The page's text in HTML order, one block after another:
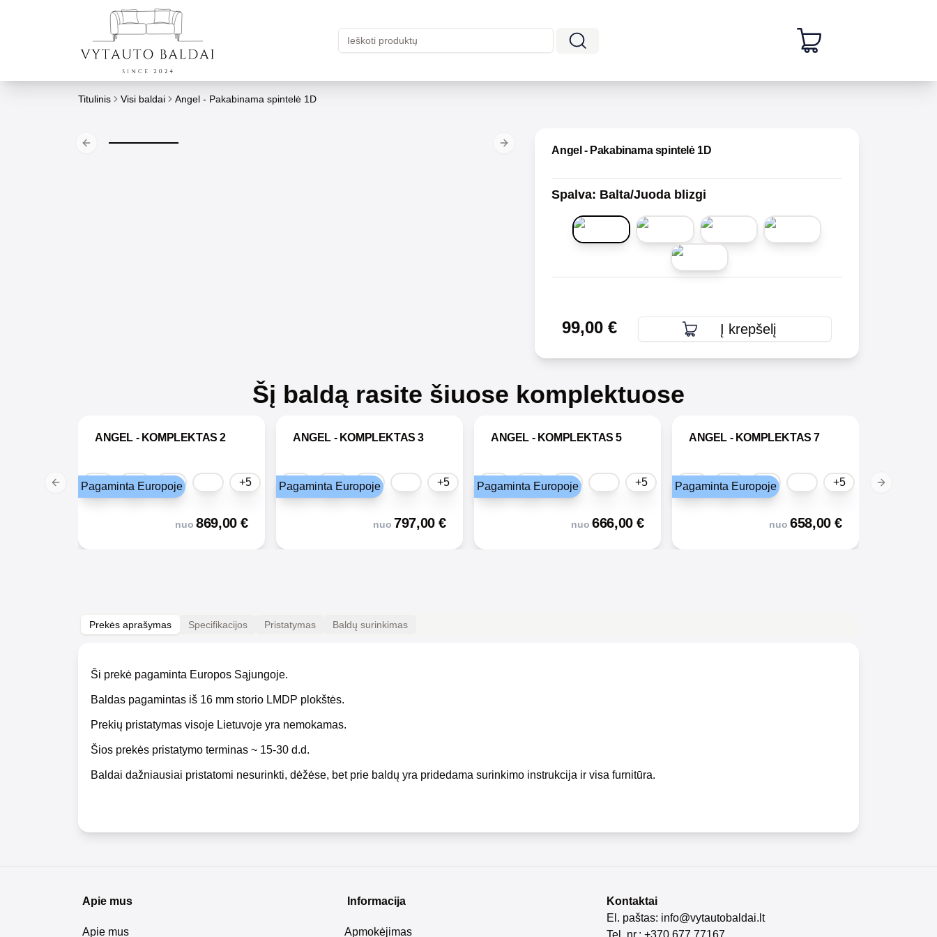
Titulinis Visi baldai Angel - Pakabinama spintelė 1D
Previous slide Next slide Angel - Pakabinama spintelė 1D
Spalva: Balta/Juoda blizgi
99,00 € Į krepšelį
Šį baldą rasite šiuose komplektuose
Previous slide
ANGEL - KOMPLEKTAS 2
Pagaminta Europoje +5
nuo 869,00€
ANGEL - KOMPLEKTAS 3
Pagaminta Europoje +5
nuo 797,00€
ANGEL - KOMPLEKTAS 5
Pagaminta Europoje +5
nuo 666,00€
ANGEL - KOMPLEKTAS 7
Pagaminta Europoje +5
nuo 658,00€
Next slide
Prekės aprašymas Specifikacijos Pristatymas Baldų surinkimas
Ši prekė pagaminta Europos Sąjungoje.
Baldas pagamintas iš 16 mm storio LMDP plokštės.
Prekių pristatymas visoje Lietuvoje yra nemokamas.
Šios prekės pristatymo terminas ~ 15-30 d.d.
Baldai dažniausiai pristatomi nesurinkti, dėžėse, bet prie baldų yra pridedama surinkimo instrukcija ir visa furnitūra.
Apie mus
Apie mus
Informacija
Apmokėjimas
Kontaktai
El. paštas: info@vytautobaldai.lt
Tel. nr.: +370 677 77167